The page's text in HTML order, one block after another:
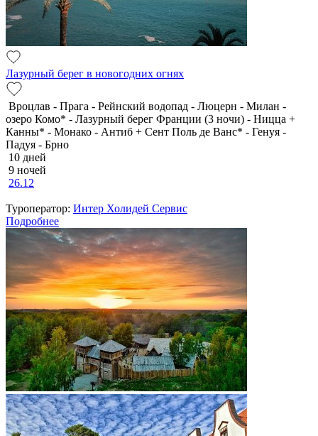
Лазурный берег в новогодних огнях
Вроцлав - Прага - Рейнский водопад - Люцерн - Милан -
озеро Комо* - Лазурный берег Франции (3 ночи) - Ницца +
Канны* - Монако - Антиб + Сент Поль де Ванс* - Генуя -
Падуя - Брно
10 дней
9 ночей
26.12
Туроператор: Интер Холидей Сервис
Подробнее